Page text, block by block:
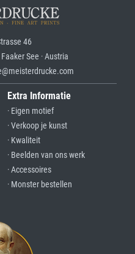
46
See · Austria
Extra Informatie
· Eigen motief
· Verkoop je kunst
· Kwaliteit
· Beelden van ons werk
· Accessoires
· Monster bestellen